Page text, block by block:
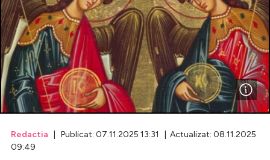
Horoscop
Lifestyle
Celebrități
Redactia | Publicat: 07.11.2025 13:31 | Actualizat: 08.11.2025
09:49